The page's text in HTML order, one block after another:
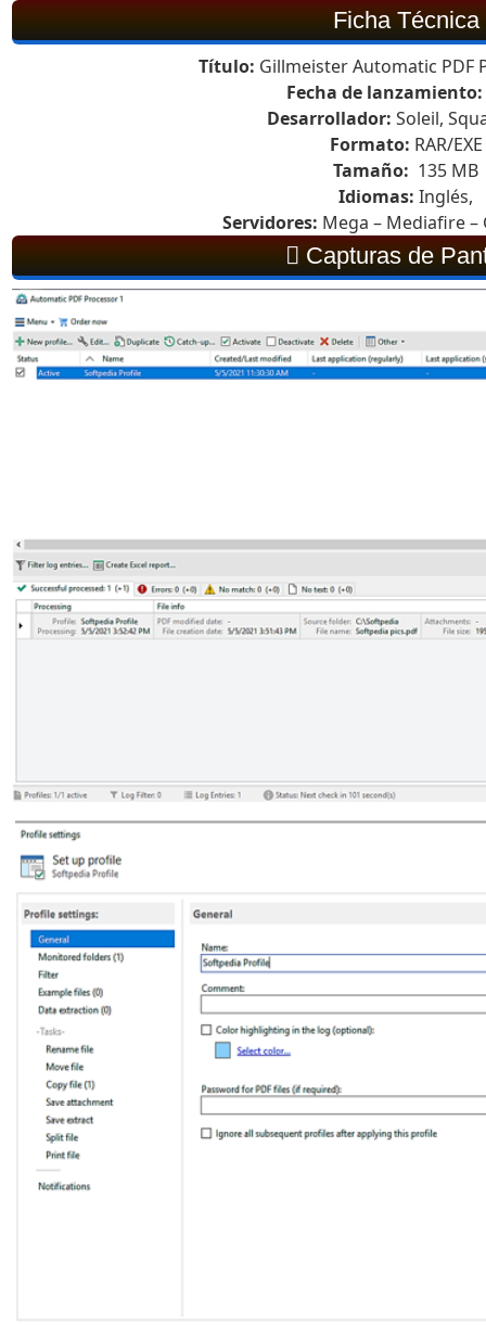
Ficha Técnica
Título: Gillmeister Automatic PDF
Fecha de lanzamiento:
Desarrollador: Soleil,
Formato: RAR/EXE
Tamaño: 135 MB
Idiomas: Inglés,
Servidores: Mega – Mediafire –
Capturas de